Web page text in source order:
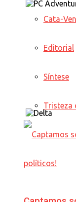
Cata-
Editorial
Síntese
Tristeza